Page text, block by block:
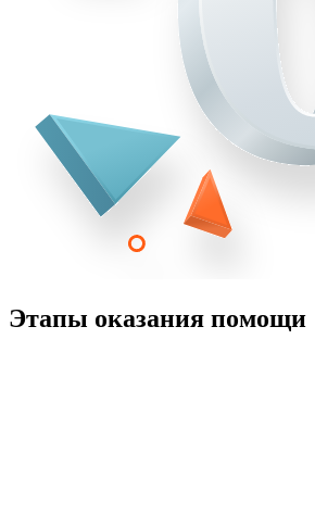
Этапы оказания помощи